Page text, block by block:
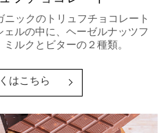
ックのトリュフチョコレート
ルの中に、ヘーゼルナッツフ
ルクとビターの２種類。
はこちら